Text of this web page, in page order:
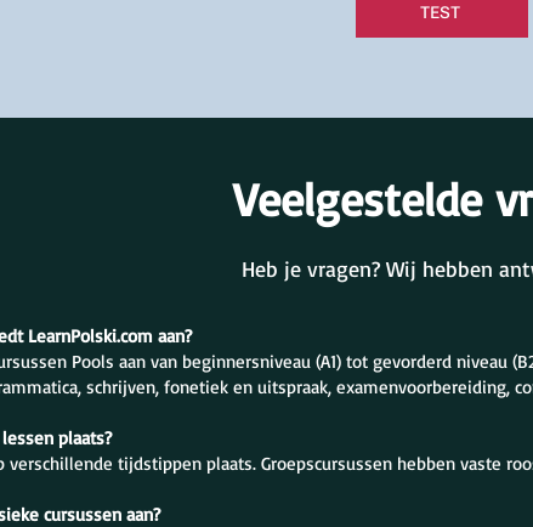
TEST
Veelgestelde
Heb je vragen? Wij hebben
LearnPolski.com aan?
Pools aan van beginnersniveau (A1) tot gevorderd niveau
schrijven, fonetiek en uitspraak, examenvoorbereiding,
plaats?
verschillende tijdstippen plaats. Groepscursussen hebben vaste
cursussen aan?